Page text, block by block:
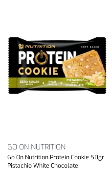
Fat
– including saturated fatty
Carbohydrates
– including sugars
Salt
GO ON NUTRITION
Go On Nutrition Protein Cookie 50gr
Pistachio White Chocolate